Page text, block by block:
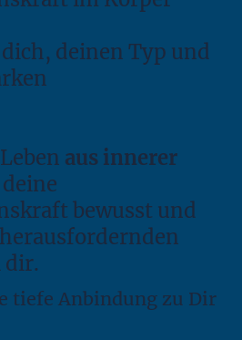
deinen Typ und
aus innerer
bewusst und
dir.
tiefe Anbindung zu Dir